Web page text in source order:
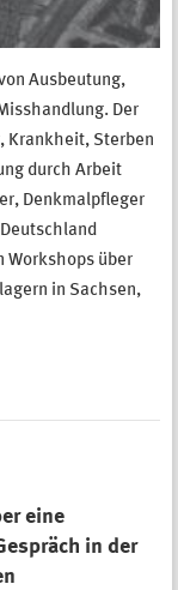
Ausbeutung,
Der
Krankheit, Sterben
durch Arbeit
Denkmalpfleger
Workshops über
in Sachsen,
eine
in der